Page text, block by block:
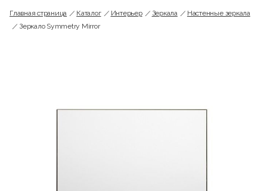
Главная страница Каталог Интерьер Зеркала
Настенные зеркала
Зеркало Symmetry Mirror